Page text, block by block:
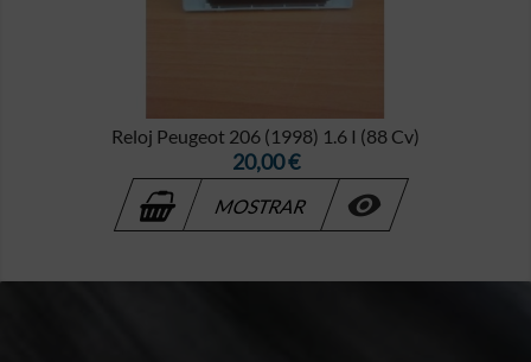
Reloj Peugeot 206 (1998) 1.6 I (88 Cv)
Precio
20,00 €
MOSTRAR 